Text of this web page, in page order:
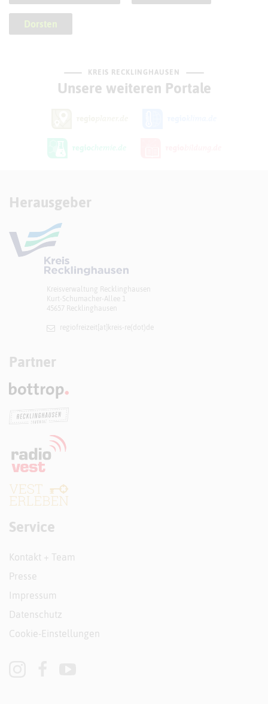
Dorsten
KREIS RECKLINGHAUSEN
Unsere weiteren Portale
Herausgeber
Kreisverwaltung Recklinghausen
Kurt-Schumacher-Allee 1
45657 Recklinghausen
regiofreizeit[at]​kreis-re(dot)de
Partner
Service
Kontakt + Team
Presse
Impressum
Datenschutz
Cookie-Einstellungen